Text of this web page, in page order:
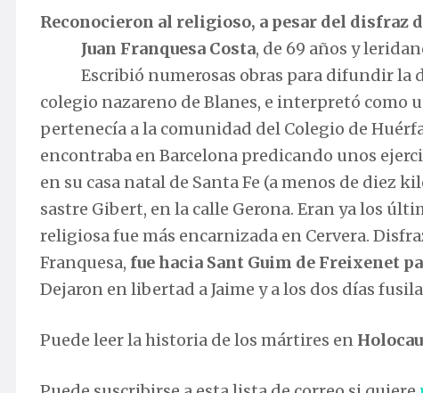
Reconocieron al religioso, a pesar del disfraz
Juan Franquesa Costa, de 69 años y
Escribió numerosas obras para difundir la
colegio nazareno de Blanes, e interpretó como
pertenecía a la comunidad del Colegio de
encontraba en Barcelona predicando unos
en su casa natal de Santa Fe (a menos de diez
sastre Gibert, en la calle Gerona. Eran ya los
religiosa fue más encarnizada en Cervera.
Franquesa, fue hacia Sant Guim de Freixenet
Dejaron en libertad a Jaime y a los dos días
Puede leer la historia de los mártires en